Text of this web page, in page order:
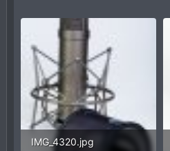
IMG_4320.jpg